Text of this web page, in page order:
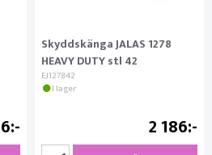
Skyddskänga JALAS 1278
HEAVY DUTY stl 42
EJ127842
I lager
2 186